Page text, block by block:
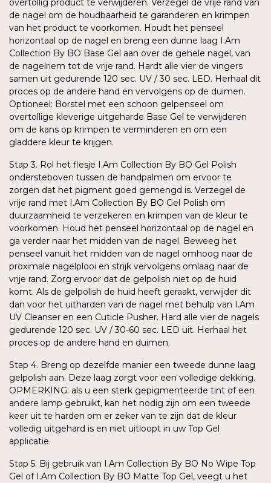
overtollig product te verwijderen. Verzegel de vrije rand van
de nagel om de houdbaarheid te garanderen en krimpen
van het product te voorkomen. Houdt het penseel
horizontaal op de nagel en breng een dunne laag I.Am
Collection By BO Base Gel aan over de gehele nagel, van
de nagelriem tot de vrije rand. Hardt alle vier de vingers
samen uit gedurende 120 sec. UV / 30 sec. LED. Herhaal dit
proces op de andere hand en vervolgens op de duimen.
Optioneel: Borstel met een schoon gelpenseel om
overtollige kleverige uitgeharde Base Gel te verwijderen
om de kans op krimpen te verminderen en om een
gladdere kleur te krijgen.
Stap 3. Rol het flesje I.Am Collection By BO Gel Polish
ondersteboven tussen de handpalmen om ervoor te
zorgen dat het pigment goed gemengd is. Verzegel de
vrije rand met I.Am Collection By BO Gel Polish om
duurzaamheid te verzekeren en krimpen van de kleur te
voorkomen. Houd het penseel horizontaal op de nagel en
ga verder naar het midden van de nagel. Beweeg het
penseel vanuit het midden van de nagel omhoog naar de
proximale nagelplooi en strijk vervolgens omlaag naar de
vrije rand. Zorg ervoor dat de gelpolish niet op de huid
komt. Als de gelpolish de huid heeft geraakt, verwijder dit
dan voor het uitharden van de nagel met behulp van I.Am
UV Cleanser en een Cuticle Pusher. Hard alle vier de nagels
gedurende 120 sec. UV / 30-60 sec. LED uit. Herhaal het
proces op de andere hand en duimen.
Stap 4. Breng op dezelfde manier een tweede dunne laag
gelpolish aan. Deze laag zorgt voor een volledige dekking.
OPMERKING: als u een sterk gepigmenteerde tint of een
andere lamp gebruikt, kan het nodig zijn om een tweede
keer uit te harden om er zeker van te zijn dat de kleur
volledig uitgehard is en niet uitloopt in uw Top Gel
applicatie.
Stap 5. Bij gebruik van I.Am Collection By BO No Wipe Top
Gel of I.Am Collection By BO Matte Top Gel, veegt u het